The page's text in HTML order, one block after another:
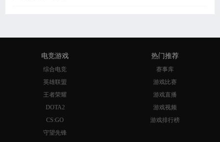
电竞游戏
综合电竞
英雄联盟
王者荣耀
DOTA2
CS:GO
守望先锋
热门推荐
赛事库
游戏比赛
游戏直播
游戏视频
游戏排行榜